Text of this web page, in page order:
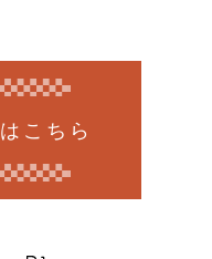
こちら